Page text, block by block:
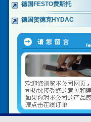
德国FESTO费斯托
德国贺德克HYDAC